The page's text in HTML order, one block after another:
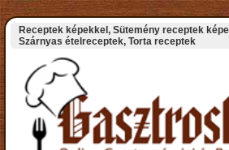
Receptek képekkel, Sütemény receptek
Szárnyas ételreceptek, Torta receptek